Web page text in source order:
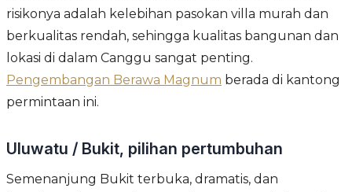
risikonya adalah kelebihan pasokan villa murah dan
berkualitas rendah, sehingga kualitas bangunan dan
lokasi di dalam Canggu sangat penting.
Pengembangan Berawa Magnum berada di kantong
permintaan ini.
Uluwatu / Bukit, pilihan pertumbuhan
Semenanjung Bukit terbuka, dramatis, dan